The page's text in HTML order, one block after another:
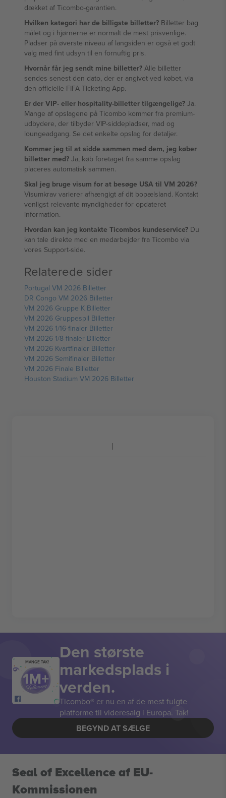
dækket af Ticombo-garantien.
Hvilken kategori har de billigste billetter? Billetter bag
målet og i hjørnerne er normalt de mest prisvenlige.
Pladser på øverste niveau af langsiden er også et godt
valg med fint udsyn til en fornuftig pris.
Hvornår får jeg sendt mine billetter? Alle billetter
sendes senest den dato, der er angivet ved købet, via
den officielle FIFA Ticketing App.
Er der VIP- eller hospitality-billetter tilgængelige? Ja.
Mange af opslagene på Ticombo kommer fra premium-
udbydere, der tilbyder VIP-siddepladser, mad og
loungeadgang. Se det enkelte opslag for detaljer.
Kommer jeg til at sidde sammen med dem, jeg køber
billetter med? Ja, køb foretaget fra samme opslag
placeres automatisk sammen.
Skal jeg bruge visum for at besøge USA til VM 2026?
Visumkrav varierer afhængigt af dit bopælsland. Kontakt
venligst relevante myndigheder for opdateret
information.
Hvordan kan jeg kontakte Ticombos kundeservice? Du
kan tale direkte med en medarbejder fra Ticombo via
vores Support-side.
Relaterede sider
Portugal VM 2026 Billetter
DR Congo VM 2026 Billetter
VM 2026 Gruppe K Billetter
VM 2026 Gruppespil Billetter
VM 2026 1/16-finaler Billetter
VM 2026 1/8-finaler Billetter
VM 2026 Kvartfinaler Billetter
VM 2026 Semifinaler Billetter
VM 2026 Finale Billetter
Houston Stadium VM 2026 Billetter
MANGE TAK! Den største
markedsplads i
verden.
Ticombo® er nu en af de mest fulgte
platforme til videresalg i Europa. Tak!
BEGYND AT SÆLGE
Seal of Excellence af EU-
Kommissionen